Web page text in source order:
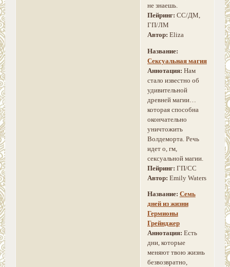
не знаешь.
Пейринг: СС/ДМ,
ГП/ЛМ
Автор: Eliza
Название:
Сексуальная магия
Аннотация: Нам
стало известно об
удивительной
древней магии…
которая способна
окончательно
уничтожить
Волдеморта. Речь
идет о, гм,
сексуальной магии.
Пейринг: ГП/СС
Автор: Emily Waters
Название: Семь
дней из жизни
Гермионы
Грейнджер
Аннотация: Есть
дни, которые
меняют твою жизнь
безвозвратно,